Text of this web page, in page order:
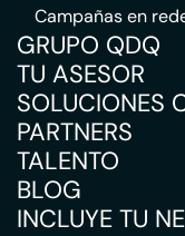
Campañas en
GRUPO QDQ
TU ASESOR
SOLUCIONES
PARTNERS
TALENTO
BLOG
INCLUYE TU